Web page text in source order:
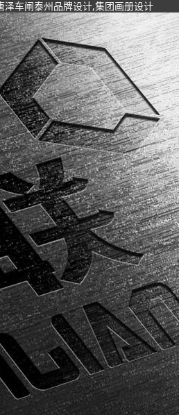
车闸泰州品牌设计,集团画册设计